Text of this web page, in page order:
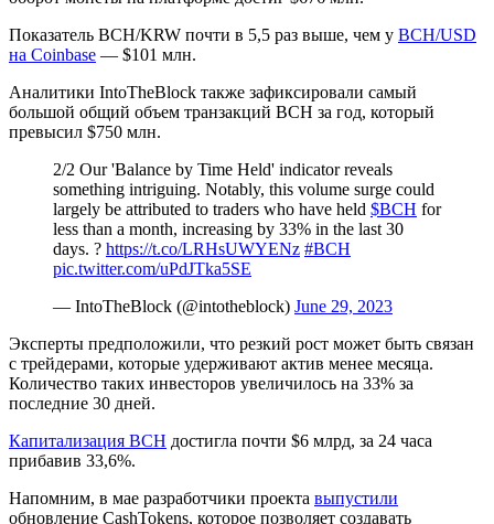
Показатель BCH/KRW почти в 5,5 раз выше, чем у BCH/USD
на Coinbase — $101 млн.
Аналитики IntoTheBlock также зафиксировали самый
большой общий объем транзакций BCH за год, который
превысил $750 млн.
2/2 Our 'Balance by Time Held' indicator reveals
something intriguing. Notably, this volume surge could
largely be attributed to traders who have held $BCH for
less than a month, increasing by 33% in the last 30
days. ? https://t.co/LRHsUWYENz #BCH
pic.twitter.com/uPdJTka5SE
— IntoTheBlock (@intotheblock) June 29, 2023
Эксперты предположили, что резкий рост может быть связан
с трейдерами, которые удерживают актив менее месяца.
Количество таких инвесторов увеличилось на 33% за
последние 30 дней.
Капитализация BCH достигла почти $6 млрд, за 24 часа
прибавив 33,6%.
Напомним, в мае разработчики проекта выпустили
обновление CashTokens, которое позволяет создавать